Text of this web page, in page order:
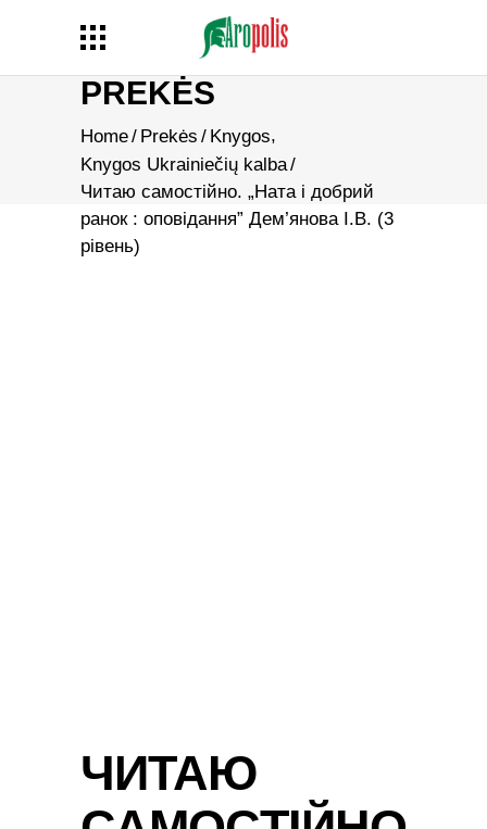
PREKĖS
Home/ Prekės / Knygos,
Knygos Ukrainiečių kalba/
Читаю самостійно. „Ната і добрий
ранок : оповідання” Дем’янова І.В. (3
рівень)
ЧИТАЮ